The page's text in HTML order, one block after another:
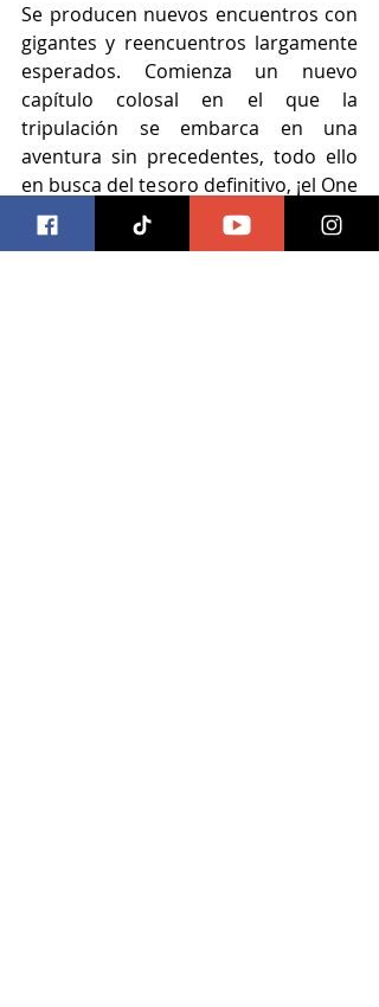
Se producen nuevos encuentros con
gigantes y reencuentros largamente
esperados. Comienza un nuevo
capítulo colosal en el que la
tripulación se embarca en una
aventura sin precedentes, todo ello
en busca del tesoro definitivo, ¡el One
Piece!
anime Crunchyroll